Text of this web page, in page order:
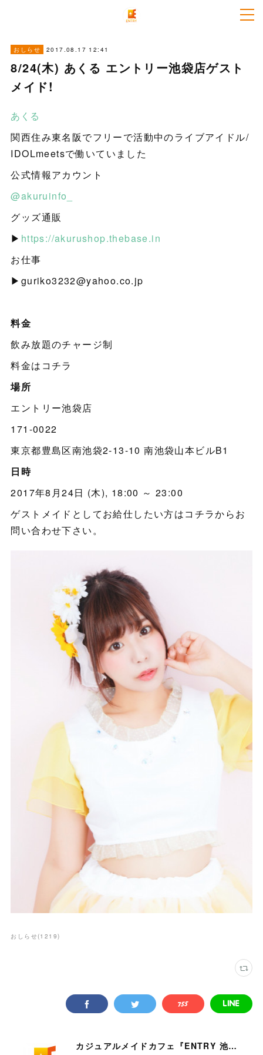
おしらせ 2017.08.17 12:41
8/24(木) あくる エントリー池袋店ゲスト
メイド!
あくる
関西住み東名阪でフリーで活動中のライブアイドル/
IDOLmeetsで働いていました
公式情報アカウント
@akuruinfo_
グッズ通販
▶︎ https://akurushop.thebase.in
お仕事
▶︎guriko3232@yahoo.co.jp
料金
飲み放題のチャージ制
料金はコチラ
場所
エントリー池袋店
171-0022
東京都豊島区南池袋2-13-10 南池袋山本ビルB1
日時
2017年8月24日 (木), 18:00 ～ 23:00
ゲストメイドとしてお給仕したい方はコチラからお
問い合わせ下さい。
おしらせ(1219)
カジュアルメイドカフェ『ENTRY 池袋店』